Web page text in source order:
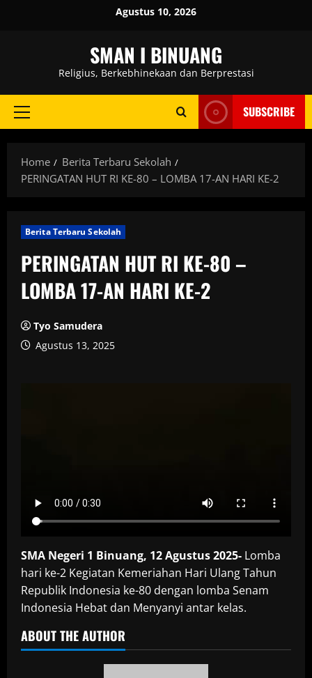
Agustus 10, 2026
SMAN I BINUANG
Religius, Berkebhinekaan dan Berprestasi
Primary
SUBSCRIBE
Home
Berita Terbaru Sekolah
PERINGATAN HUT RI KE-80 – LOMBA 17-AN HARI KE-2
Berita Terbaru Sekolah
PERINGATAN HUT RI KE-80 –
LOMBA 17-AN HARI KE-2
Tyo Samudera
Agustus 13, 2025
SMA Negeri 1 Binuang, 12 Agustus 2025- Lomba
hari ke-2 Kegiatan Kemeriahan Hari Ulang Tahun
Republik Indonesia ke-80 dengan lomba Senam
Indonesia Hebat dan Menyanyi antar kelas.
ABOUT THE AUTHOR